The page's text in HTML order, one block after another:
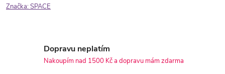
Značka:SPACE
Dopravu neplatím
Nakoupím nad 1500 Kč a dopravu mám zdarma